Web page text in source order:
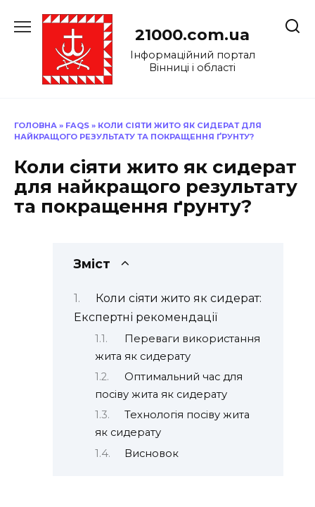
до
21000.com.ua
Інформаційний портал
Вінниці і області
ГОЛОВНА » FAQS » КОЛИ СІЯТИ ЖИТО ЯК СИДЕРАТ ДЛЯ
НАЙКРАЩОГО РЕЗУЛЬТАТУ ТА ПОКРАЩЕННЯ ҐРУНТУ?
Коли сіяти жито як сидерат
для найкращого результату
та покращення ґрунту?
Зміст
Коли сіяти жито як сидерат:
Експертні рекомендації
Переваги використання
жита як сидерату
Оптимальний час для
посіву жита як сидерату
Технологія посіву жита
як сидерату
Висновок